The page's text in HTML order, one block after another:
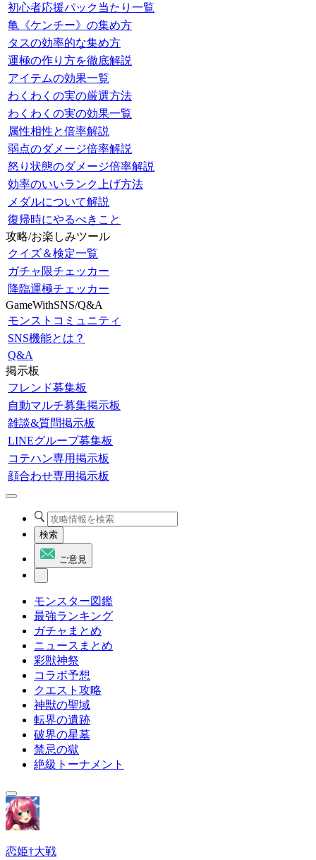
初心者応援パック当たり一覧
亀《ケンチー》の集め方
タスの効率的な集め方
運極の作り方を徹底解説
アイテムの効果一覧
わくわくの実の厳選方法
わくわくの実の効果一覧
属性相性と倍率解説
弱点のダメージ倍率解説
怒り状態のダメージ倍率解説
効率のいいランク上げ方法
メダルについて解説
復帰時にやるべきこと
攻略/お楽しみツール
クイズ＆検定一覧
ガチャ限チェッカー
降臨運極チェッカー
GameWithSNS/Q&A
モンストコミュニティ
SNS機能とは？
Q&A
掲示板
フレンド募集板
自動マルチ募集掲示板
雑談&質問掲示板
LINEグループ募集板
コテハン専用掲示板
顔合わせ専用掲示板
検索
ご意見
モンスター図鑑
最強ランキング
ガチャまとめ
ニュースまとめ
彩獣神祭
コラボ予想
クエスト攻略
神獣の聖域
転界の遺跡
破界の星墓
禁忌の獄
絶級トーナメント
恋姫†大戦